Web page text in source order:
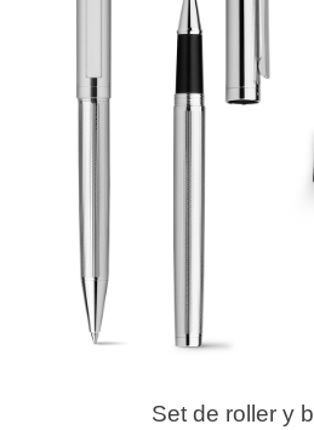
Set de roller y